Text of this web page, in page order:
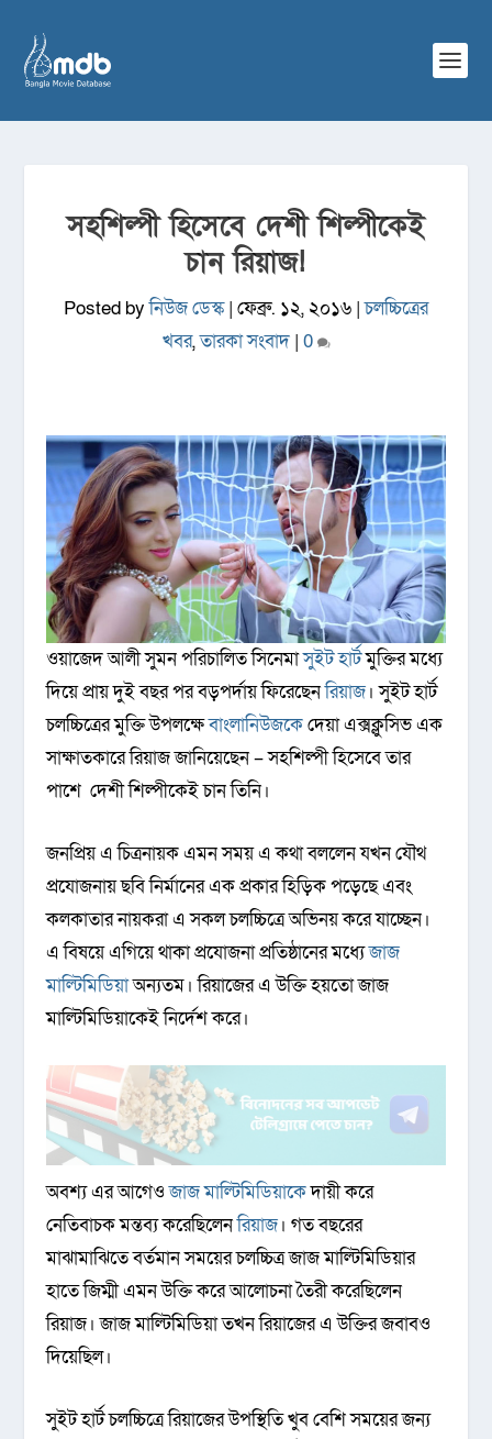
সহশিল্পী হিসেবে দেশী শিল্পীকেই
চান রিয়াজ!
Posted byনিউজ ডেস্ক| ফেব্রু. ১২, ২০১৬ |চলচ্চিত্রের
খবর,তারকা সংবাদ| 0
ওয়াজেদ আলী সুমন পরিচালিত সিনেমাসুইট হার্টমুক্তির মধ্যে
দিয়ে প্রায় দুই বছর পর বড়পর্দায় ফিরেছেনরিয়াজ। সুইট হার্ট
চলচ্চিত্রের মুক্তি উপলক্ষেবাংলানিউজকেদেয়া এক্সক্লুসিভ এক
সাক্ষাতকারে রিয়াজ জানিয়েছেন – সহশিল্পী হিসেবে তার
পাশে দেশী শিল্পীকেই চান তিনি।
জনপ্রিয় এ চিত্রনায়ক এমন সময় এ কথা বললেন যখন যৌথ
প্রযোজনায় ছবি নির্মানের এক প্রকার হিড়িক পড়েছে এবং
কলকাতার নায়করা এ সকল চলচ্চিত্রে অভিনয় করে যাচ্ছেন।
এ বিষয়ে এগিয়ে থাকা প্রযোজনা প্রতিষ্ঠানের মধ্যেজাজ
মাল্টিমিডিয়াঅন্যতম। রিয়াজের এ উক্তি হয়তো জাজ
মাল্টিমিডিয়াকেই নির্দেশ করে।
অবশ্য এর আগেওজাজ মাল্টিমিডিয়াকেদায়ী করে
নেতিবাচক মন্তব্য করেছিলেনরিয়াজ। গত বছরের
মাঝামাঝিতে বর্তমান সময়ের চলচ্চিত্র জাজ মাল্টিমিডিয়ার
হাতে জিম্মী এমন উক্তি করে আলোচনা তৈরী করেছিলেন
রিয়াজ। জাজ মাল্টিমিডিয়া তখন রিয়াজের এ উক্তির জবাবও
দিয়েছিল।
সুইট হার্ট চলচ্চিত্রে রিয়াজের উপস্থিতি খুব বেশি সময়ের জন্য